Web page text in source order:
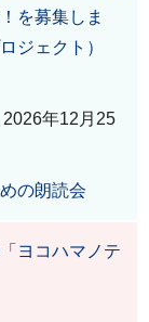
を募集しま
ジェクト）
年12月25
の朗読会
ヨコハマノテ